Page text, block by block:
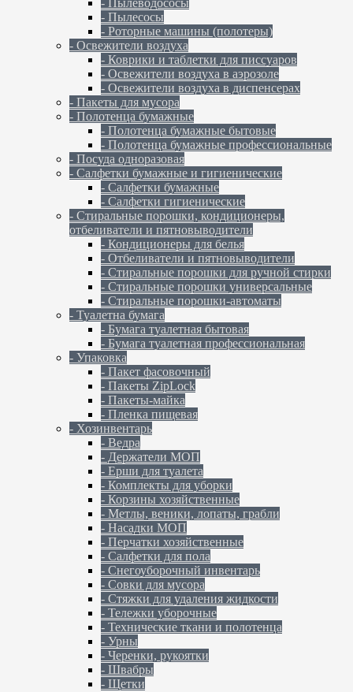
- Пылеводососы
- Пылесосы
- Роторные машины (полотеры)
- Освежители воздуха
- Коврики и таблетки для писсуаров
- Освежители воздуха в аэрозоле
- Освежители воздуха в диспенсерах
- Пакеты для мусора
- Полотенца бумажные
- Полотенца бумажные бытовые
- Полотенца бумажные профессиональные
- Посуда одноразовая
- Салфетки бумажные и гигиенические
- Салфетки бумажные
- Салфетки гигиенические
- Стиральные порошки, кондиционеры,
отбеливатели и пятновыводители
- Кондиционеры для белья
- Отбеливатели и пятновыводители
- Стиральные порошки для ручной стирки
- Стиральные порошки универсальные
- Стиральные порошки-автоматы
- Туалетна бумага
- Бумага туалетная бытовая
- Бумага туалетная профессиональная
- Упаковка
- Пакет фасовочный
- Пакеты ZipLock
- Пакеты-майка
- Пленка пищевая
- Хозинвентарь
- Ведра
- Держатели МОП
- Ерши для туалета
- Комплекты для уборки
- Корзины хозяйственные
- Метлы, веники, лопаты, грабли
- Насадки МОП
- Перчатки хозяйственные
- Салфетки для пола
- Снегоуборочный инвентарь
- Совки для мусора
- Стяжки для удаления жидкости
- Тележки уборочные
- Технические ткани и полотенца
- Урны
- Черенки, рукоятки
- Швабры
- Щетки